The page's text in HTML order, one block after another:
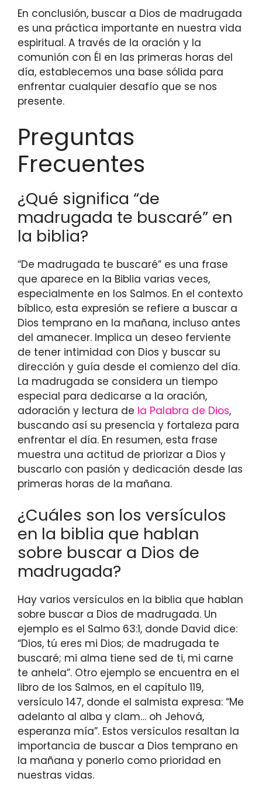
En conclusión, buscar a Dios de madrugada
es una práctica importante en nuestra vida
espiritual. A través de la oración y la
comunión con Él en las primeras horas del
día, establecemos una base sólida para
enfrentar cualquier desafío que se nos
presente.
Preguntas
Frecuentes
¿Qué significa “de
madrugada te buscaré” en
la biblia?
“De madrugada te buscaré” es una frase
que aparece en la Biblia varias veces,
especialmente en los Salmos. En el contexto
bíblico, esta expresión se refiere a buscar a
Dios temprano en la mañana, incluso antes
del amanecer. Implica un deseo ferviente
de tener intimidad con Dios y buscar su
dirección y guía desde el comienzo del día.
La madrugada se considera un tiempo
especial para dedicarse a la oración,
adoración y lectura de la Palabra de Dios,
buscando así su presencia y fortaleza para
enfrentar el día. En resumen, esta frase
muestra una actitud de priorizar a Dios y
buscarlo con pasión y dedicación desde las
primeras horas de la mañana.
¿Cuáles son los versículos
en la biblia que hablan
sobre buscar a Dios de
madrugada?
Hay varios versículos en la biblia que hablan
sobre buscar a Dios de madrugada. Un
ejemplo es el Salmo 63:1, donde David dice:
“Dios, tú eres mi Dios; de madrugada te
buscaré; mi alma tiene sed de ti, mi carne
te anhela”. Otro ejemplo se encuentra en el
libro de los Salmos, en el capítulo 119,
versículo 147, donde el salmista expresa: “Me
adelanto al alba y clam… oh Jehová,
esperanza mía”. Estos versículos resaltan la
importancia de buscar a Dios temprano en
la mañana y ponerlo como prioridad en
nuestras vidas.